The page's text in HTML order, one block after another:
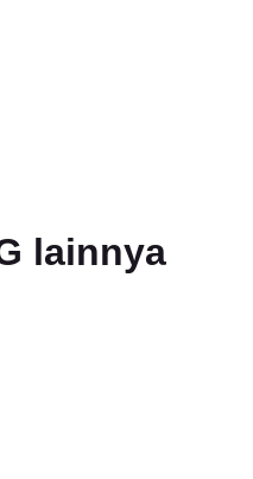
lainnya